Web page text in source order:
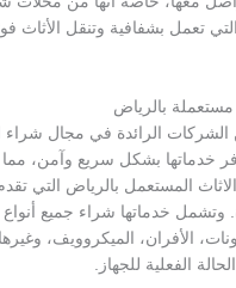
تعمل بشفافية وتنقل الأثاث
بالرياض
الرائدة في مجال شراء
خدماتها بشكل سريع وآمن، مما
المستعمل بالرياض التي
وتشمل خدماتها شراء جميع أنواع
الأفران، الميكروويف،
الفعلية للجهاز.